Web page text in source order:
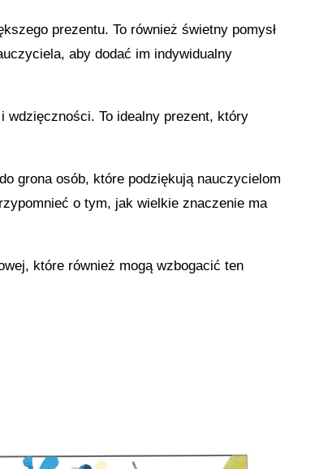
prezentu. To również świetny pomysł
aby dodać im indywidualny
wdzięczności. To idealny prezent, który
grona osób, które podziękują nauczycielom
o tym, jak wielkie znaczenie ma
które również mogą wzbogacić ten